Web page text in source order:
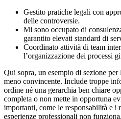
Gestito pratiche legali con
delle controversie.
Mi sono occupato di
garantito elevati standard di
Coordinato attività di team
l’organizzazione dei processi
Qui sopra, un esempio di sezione per
meno convincente. Include troppe
ordine né una gerarchia ben chiare
completa o non mette in opportuna
importanti, come le responsabilità e i
esperienze professionali non